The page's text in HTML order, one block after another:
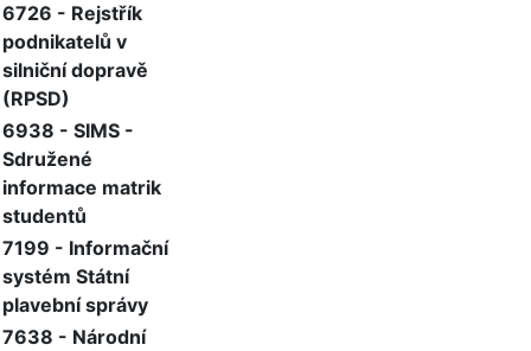
6726 - Rejstřík
podnikatelů v
silniční dopravě
(RPSD)
6938 - SIMS -
Sdružené
informace matrik
studentů
7199 - Informační
systém Státní
plavební správy
7638 - Národní